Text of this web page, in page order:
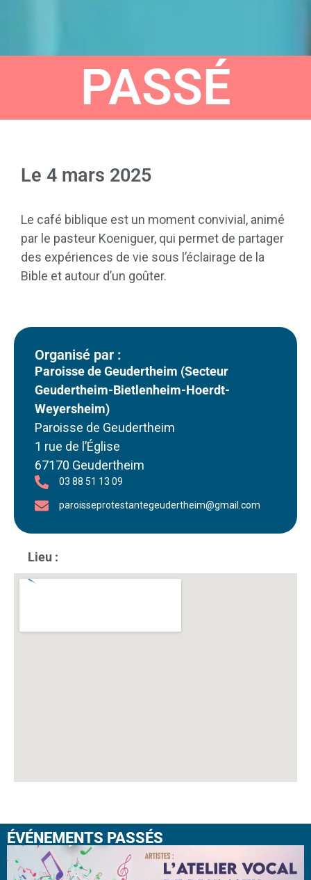
PASSÉ
Le 4 mars 2025
Le café biblique est un moment convivial, animé
par le pasteur Koeniguer, qui permet de partager
des expériences de vie sous l’éclairage de la
Bible et autour d’un goûter.
Organisé par :
Paroisse de Geudertheim (Secteur
Geudertheim-Bietlenheim-Hoerdt-
Weyersheim)
Paroisse de Geudertheim
1 rue de l’Église
67170 Geudertheim
03 88 51 13 09
paroisseprotestantegeudertheim@gmail.com
Lieu :
ÉVÉNEMENTS PASSÉS